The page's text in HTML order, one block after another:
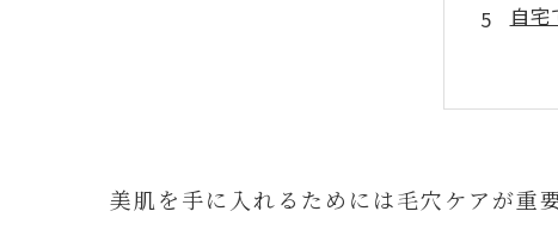
自
美肌を手に入れるためには毛穴ケアが重要